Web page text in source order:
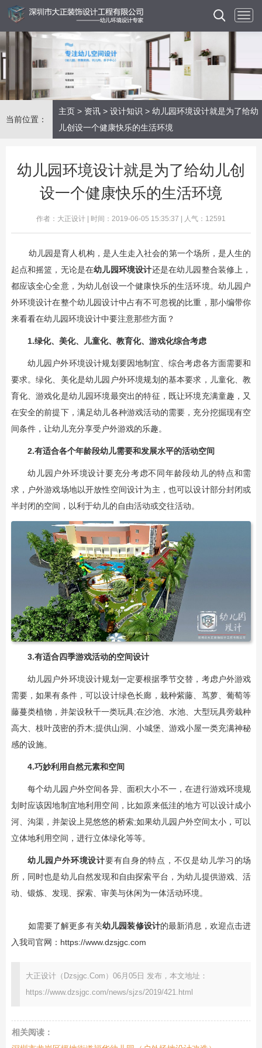
当前位置：
主页 > 资讯 > 设计知识 > 幼儿园环境设计就是为了给幼
儿创设一个健康快乐的生活环境
幼儿园环境设计就是为了给幼儿创
设一个健康快乐的生活环境
作者：大正设计 | 时间：2019-06-05 15:35:37 | 人气：12591
幼儿园是育人机构，是人生走入社会的第一个场所，是人生的
起点和摇篮，无论是在幼儿园环境设计还是在幼儿园整合装修上，
都应该全心全意，为幼儿创设一个健康快乐的生活环境。幼儿园户
外环境设计在整个幼儿园设计中占有不可忽视的比重，那小编带你
来看看在幼儿园环境设计中要注意那些方面？
1.绿化、美化、儿童化、教育化、游戏化综合考虑
幼儿园户外环境设计规划要因地制宜、综合考虑各方面需要和
要求。绿化、美化是幼儿园户外环境规划的基本要求，儿童化、教
育化、游戏化是幼儿园环境最突出的特征，既让环境充满童趣，又
在安全的前提下，满足幼儿各种游戏活动的需要，充分挖掘现有空
间条件，让幼儿充分享受户外游戏的乐趣。
2.有适合各个年龄段幼儿需要和发展水平的活动空间
幼儿园户外环境设计要充分考虑不同年龄段幼儿的特点和需
求，户外游戏场地以开放性空间设计为主，也可以设计部分封闭或
半封闭的空间，以利于幼儿的自由活动或交往活动。
3.有适合四季游戏活动的空间设计
幼儿园户外环境设计规划一定要根据季节交替，考虑户外游戏
需要，如果有条件，可以设计绿色长廊，栽种紫藤、茑萝、葡萄等
藤蔓类植物，并架设秋千一类玩具;在沙池、水池、大型玩具旁栽种
高大、枝叶茂密的乔木;提供山洞、小城堡、游戏小屋一类充满神秘
感的设施。
4.巧妙利用自然元素和空间
每个幼儿园户外空间各异、面积大小不一，在进行游戏环境规
划时应该因地制宜地利用空间，比如原来低洼的地方可以设计成小
河、沟渠，并架设上晃悠悠的桥索;如果幼儿园户外空间太小，可以
立体地利用空间，进行立体绿化等等。
幼儿园户外环境设计要有自身的特点，不仅是幼儿学习的场
所，同时也是幼儿自然发现和自由探索平台，为幼儿提供游戏、活
动、锻炼、发现、探索、审美与休闲为一体活动环境。
如需要了解更多有关幼儿园装修设计的最新消息，欢迎点击进
入我司官网： https://www.dzsjgc.com
大正设计（Dzsjgc.Com）06月05日 发布，本文地址：
https://www.dzsjgc.com/news/sjzs/2019/421.html
相关阅读：